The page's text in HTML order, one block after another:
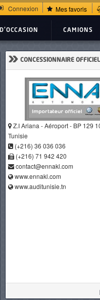
Connexion Mes favoris
CAMIONS
» CONCESSIONNAIRE OFFICIEL
Z.I Ariana - Aéroport - BP 129
Tunisie
(+216) 36 036 036
(+216) 71 942 420
contact@ennakl.com
www.ennakl.com
www.auditunisie.tn